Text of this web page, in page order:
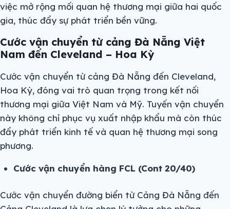
việc mở rộng mối quan hệ thương mại giữa hai quốc
gia, thúc đẩy sự phát triển bền vững.
Cước vận chuyển từ cảng Đà Nẵng Việt
Nam đến Cleveland – Hoa Kỳ
Cước vận chuyển từ cảng Đà Nẵng đến Cleveland,
Hoa Kỳ, đóng vai trò quan trọng trong kết nối
thương mại giữa Việt Nam và Mỹ. Tuyến vận chuyển
này không chỉ phục vụ xuất nhập khẩu mà còn thúc
đẩy phát triển kinh tế và quan hệ thương mại song
phương.
Cước vận chuyển hàng FCL (Cont 20/40)
Cước vận chuyển đường biển từ Cảng Đà Nẵng đến